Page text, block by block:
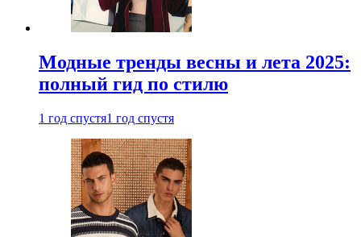
Модные тренды весны и лета 2025:
полный гид по стилю
1 год спустя1 год спустя